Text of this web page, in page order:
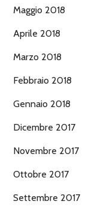
Maggio 2018
Aprile 2018
Marzo 2018
Febbraio 2018
Gennaio 2018
Dicembre 2017
Novembre 2017
Ottobre 2017
Settembre 2017